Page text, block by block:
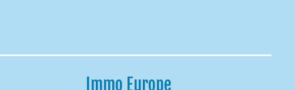
Immo Europe